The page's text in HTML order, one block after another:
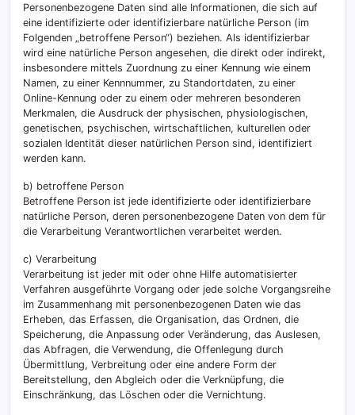
Personenbezogene Daten sind alle Informationen, die sich auf
eine identifizierte oder identifizierbare natürliche Person (im
Folgenden „betroffene Person“) beziehen. Als identifizierbar
wird eine natürliche Person angesehen, die direkt oder indirekt,
insbesondere mittels Zuordnung zu einer Kennung wie einem
Namen, zu einer Kennnummer, zu Standortdaten, zu einer
Online-Kennung oder zu einem oder mehreren besonderen
Merkmalen, die Ausdruck der physischen, physiologischen,
genetischen, psychischen, wirtschaftlichen, kulturellen oder
sozialen Identität dieser natürlichen Person sind, identifiziert
werden kann.
b) betroffene Person
Betroffene Person ist jede identifizierte oder identifizierbare
natürliche Person, deren personenbezogene Daten von dem für
die Verarbeitung Verantwortlichen verarbeitet werden.
c) Verarbeitung
Verarbeitung ist jeder mit oder ohne Hilfe automatisierter
Verfahren ausgeführte Vorgang oder jede solche Vorgangsreihe
im Zusammenhang mit personenbezogenen Daten wie das
Erheben, das Erfassen, die Organisation, das Ordnen, die
Speicherung, die Anpassung oder Veränderung, das Auslesen,
das Abfragen, die Verwendung, die Offenlegung durch
Übermittlung, Verbreitung oder eine andere Form der
Bereitstellung, den Abgleich oder die Verknüpfung, die
Einschränkung, das Löschen oder die Vernichtung.